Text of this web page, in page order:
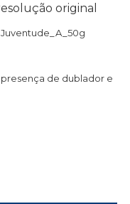
original
de dublador e